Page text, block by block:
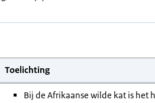
Toelichting
Bij de Afrikaanse wilde kat is het